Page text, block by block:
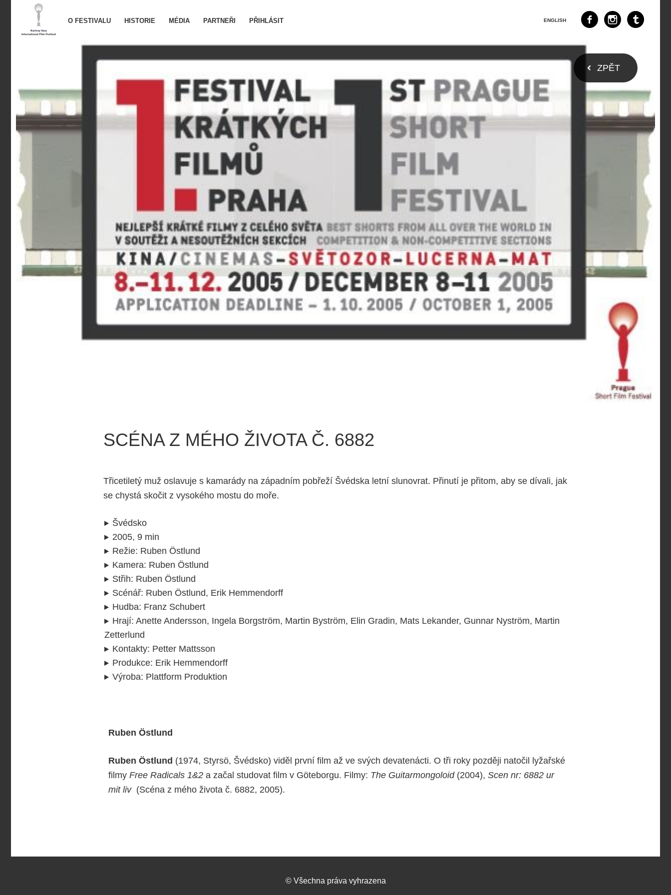
O FESTIVALU HISTORIE MÉDIA PARTNEŘI PŘIHLÁSIT ENGLISH
ZPĚT
SCÉNA Z MÉHO ŽIVOTA Č. 6882
Třicetiletý muž oslavuje s kamarády na západním pobřeží Švédska letní slunovrat. Přinutí je přitom, aby se dívali, jak
se chystá skočit z vysokého mostu do moře.
Švédsko
2005, 9 min
Režie: Ruben Östlund
Kamera: Ruben Östlund
Střih: Ruben Östlund
Scénář: Ruben Östlund, Erik Hemmendorff
Hudba: Franz Schubert
Hrají: Anette Andersson, Ingela Borgström, Martin Byström, Elin Gradin, Mats Lekander, Gunnar Nyström, Martin
Zetterlund
Kontakty: Petter Mattsson
Produkce: Erik Hemmendorff
Výroba: Plattform Produktion
Ruben Östlund
Ruben Östlund (1974, Styrsö, Švédsko) viděl první film až ve svých devatenácti. O tři roky později natočil lyžařské
filmy Free Radicals 1&2 a začal studovat film v Göteborgu. Filmy: The Guitarmongoloid(2004), Scen nr: 6882 ur
mit liv (Scéna z mého života č. 6882, 2005).
© Všechna práva vyhrazena